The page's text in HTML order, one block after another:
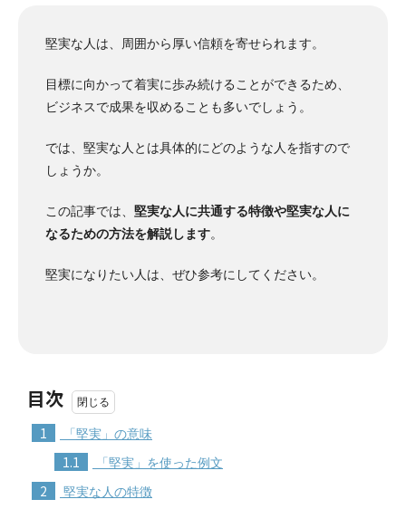
堅実な人は、周囲から厚い信頼を寄せられます。
目標に向かって着実に歩み続けることができるため、
ビジネスで成果を収めることも多いでしょう。
では、堅実な人とは具体的にどのような人を指すので
しょうか。
この記事では、 堅実な人に共通する特徴や堅実な人に
なるための方法を解説します。
堅実になりたい人は、ぜひ参考にしてください。
目次
1 「堅実」の意味
1.1 「堅実」を使った例文
2 堅実な人の特徴